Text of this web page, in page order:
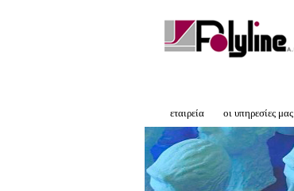
εταιρεία οι υπηρεσίες μας